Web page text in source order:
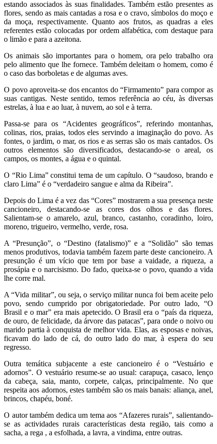
estando associados às suas finalidades. Também estão presentes as
flores, sendo as mais cantadas a rosa e o cravo, símbolos do moço e
da moça, respectivamente. Quanto aos frutos, as quadras a eles
referentes estão colocadas por ordem alfabética, com destaque para
o limão e para a azeitona.
Os animais são importantes para o homem, ora pelo trabalho ora
pelo alimento que lhe fornece. Também deleitam o homem, como é
o caso das borboletas e de algumas aves.
O povo aproveita-se dos encantos do “Firmamento” para compor as
suas cantigas. Neste sentido, temos referência ao céu, às diversas
estrelas, à lua e ao luar, à nuvem, ao sol e à terra.
Passa-se para os “Acidentes geográficos”, referindo montanhas,
colinas, rios, praias, todos eles servindo a imaginação do povo. As
fontes, o jardim, o mar, os rios e as serras são os mais cantados. Os
outros elementos são diversificados, destacando-se o areal, os
campos, os montes, a água e o quintal.
O “Rio Lima” constitui tema de um capítulo. O “saudoso, brando e
claro Lima” é o “verdadeiro sangue e alma da Ribeira”.
Depois do Lima é a vez das “Cores” mostrarem a sua presença neste
cancioneiro, destacando-se as cores dos olhos e das flores.
Salientam-se o amarelo, azul, branco, castanho, coradinho, loiro,
moreno, trigueiro, vermelho, verde, rosa.
A “Presunção”, o “Destino (fatalismo)” e a “Solidão” são temas
menos produtivos, todavia também fazem parte deste cancioneiro. A
presunção é um vício que tem por base a vaidade, a riqueza, a
prosápia e o narcisismo. Do fado, queixa-se o povo, quando a vida
lhe corre mal.
A “Vida militar”, ou seja, o serviço militar nunca foi bem aceite pelo
povo, sendo cumprido por obrigatoriedade. Por outro lado, “O
Brasil e o mar” era mais apetecido. O Brasil era o “país da riqueza,
de ouro, de felicidade, da árvore das patacas”, para onde o noivo ou
marido partia à conquista de melhor vida. Elas, as esposas e noivas,
ficavam do lado de cá, do outro lado do mar, à espera do seu
regresso.
Outra temática subjacente a este cancioneiro é o “Vestuário e
adornos”. O vestuário resume-se ao usual: carapuça, casaco, lenço
da cabeça, saia, manto, corpete, calças, principalmente. No que
respeita aos adornos, estes também são os mais banais: aliança, anel,
brincos, chapéu, boné.
O autor também dedica um tema aos “Afazeres rurais”, salientando-
se as actividades rurais características desta região, tais como a
sacha, a rega , a esfolhada, a lavra, a vindima, entre outras.